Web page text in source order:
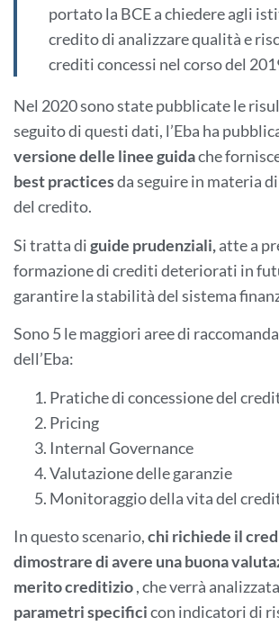
portato la BCE a chiedere agli
credito di analizzare qualità e
crediti concessi nel corso del
Nel 2020 sono state pubblicate le
seguito di questi dati, l’Eba ha
versione delle linee guidache
best practicesda seguire in materia
del credito.
Si tratta diguide prudenziali,atte a
formazione di crediti deteriorati in
garantire la stabilità del sistema
Sono 5 le maggiori aree di
dell’Eba:
Pratiche di concessione del
Pricing
Internal Governance
Valutazione delle garanzie
Monitoraggio della vita del
In questo scenario,chi richiede il
dimostrare di avere una buona
merito creditizio, che verrà
parametrispecificicon indicatori di